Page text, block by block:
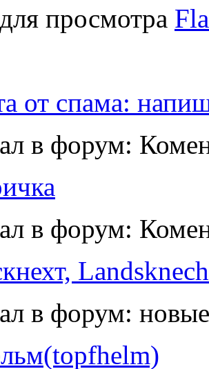
просмотра
от спама:
в форум:
в форум:
в форум: